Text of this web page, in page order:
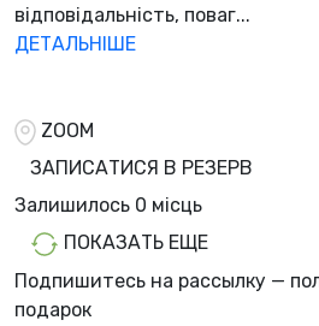
відповідальність, поваг...
ДЕТАЛЬНІШЕ
ZOOM
ЗАПИСАТИСЯ В РЕЗЕРВ
Залишилось 0 місць
ПОКАЗАТЬ ЕЩЕ
Подпишитесь на рассылку —
подарок